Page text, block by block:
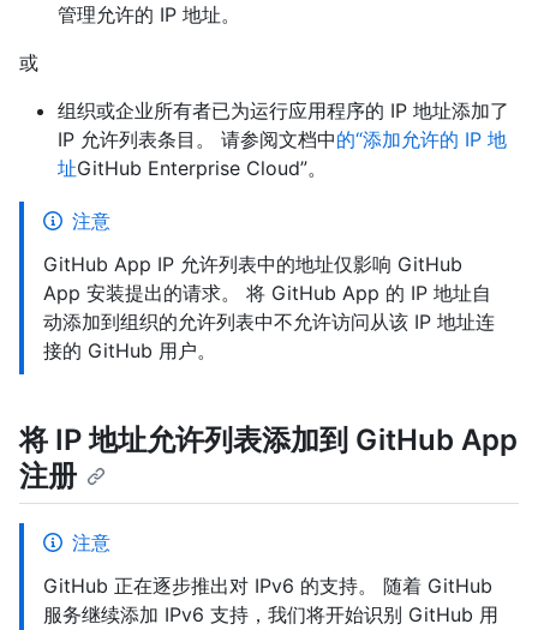
管理允许的 IP 地址。
或
组织或企业所有者已为运行应用程序的 IP 地址添加了
IP 允许列表条目。 请参阅文档中的“添加允许的 IP 地
址GitHub Enterprise Cloud”。
注意
GitHub App IP 允许列表中的地址仅影响 GitHub
App 安装提出的请求。 将 GitHub App 的 IP 地址自
动添加到组织的允许列表中不允许访问从该 IP 地址连
接的 GitHub 用户。
将 IP 地址允许列表添加到 GitHub App
注册
注意
GitHub 正在逐步推出对 IPv6 的支持。 随着 GitHub
服务继续添加 IPv6 支持，我们将开始识别 GitHub 用